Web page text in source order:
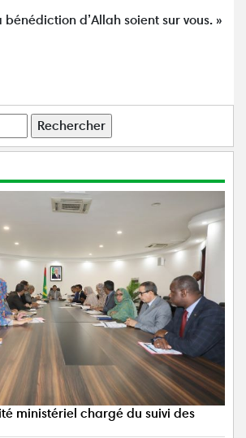
d’Allah soient sur vous. »
ministériel chargé du suivi des